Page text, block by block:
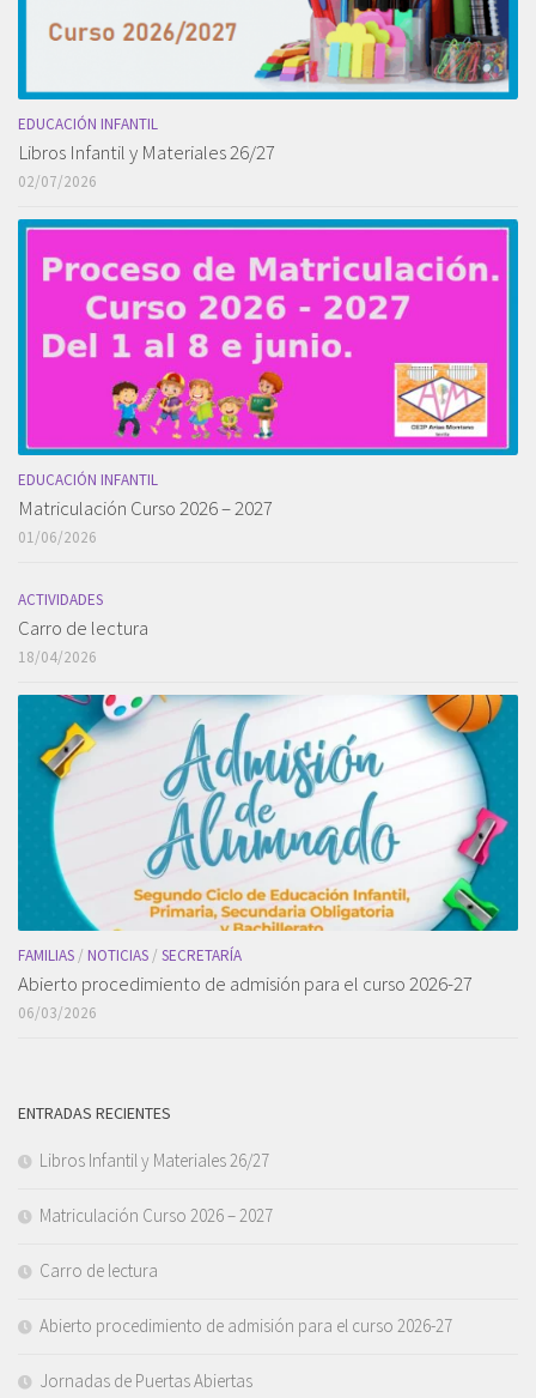
EDUCACIÓN INFANTIL
Libros Infantil y Materiales 26/27
02/07/2026
EDUCACIÓN INFANTIL
Matriculación Curso 2026 – 2027
01/06/2026
ACTIVIDADES
Carro de lectura
18/04/2026
FAMILIAS / NOTICIAS / SECRETARÍA
Abierto procedimiento de admisión para el curso 2026-27
06/03/2026
ENTRADAS RECIENTES
Libros Infantil y Materiales 26/27
Matriculación Curso 2026 – 2027
Carro de lectura
Abierto procedimiento de admisión para el curso 2026-27
Jornadas de Puertas Abiertas